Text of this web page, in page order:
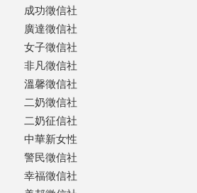
成功徵信社
廣達徵信社
女子徵信社
非凡徵信社
溫馨徵信社
二奶徵信社
二奶征信社
中華新女性
警民徵信社
幸福徵信社